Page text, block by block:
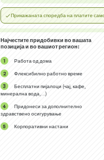
Прикажаната споредба на платите
Најчестите придобивки во вашата
позиција и во вашиот регион:
Работа од дома
Флексибилно работно време
Бесплатни пијалоци (чај, кафе,
минерална вода,...)
Придонеси за дополнително
здравствено осигурување
Корпоративни настани